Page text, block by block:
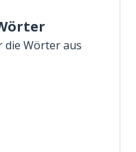
die Wörter aus